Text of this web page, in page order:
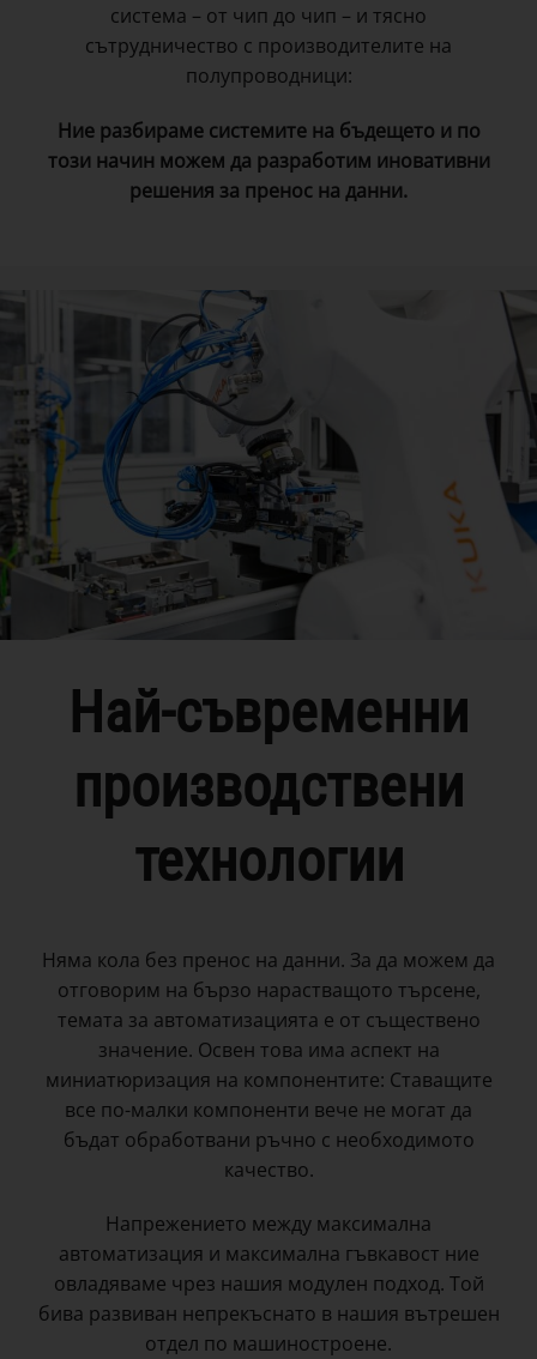
система – от чип до чип – и тясно
сътрудничество с производителите на
полупроводници:
Ние разбираме системите на бъдещето и по
този начин можем да разработим иновативни
решения за пренос на данни.
Най-съвременни
производствени
технологии
Няма кола без пренос на данни. За да можем да
отговорим на бързо нарастващото търсене,
темата за автоматизацията е от съществено
значение. Освен това има аспект на
миниатюризация на компонентите: Ставащите
все по-малки компоненти вече не могат да
бъдат обработвани ръчно с необходимото
качество.
Напрежението между максимална
автоматизация и максимална гъвкавост ние
овладяваме чрез нашия модулен подход. Той
бива развиван непрекъснато в нашия вътрешен
отдел по машиностроене.